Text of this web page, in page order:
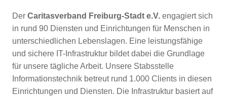
Der Caritasverband Freiburg-Stadt e.V. engagiert sich
in rund 90 Diensten und Einrichtungen für Menschen in
unterschiedlichen Lebenslagen. Eine leistungsfähige
und sichere IT-Infrastruktur bildet dabei die Grundlage
für unsere tägliche Arbeit. Unsere Stabsstelle
Informationstechnik betreut rund 1.000 Clients in diesen
Einrichtungen und Diensten. Die Infrastruktur basiert auf